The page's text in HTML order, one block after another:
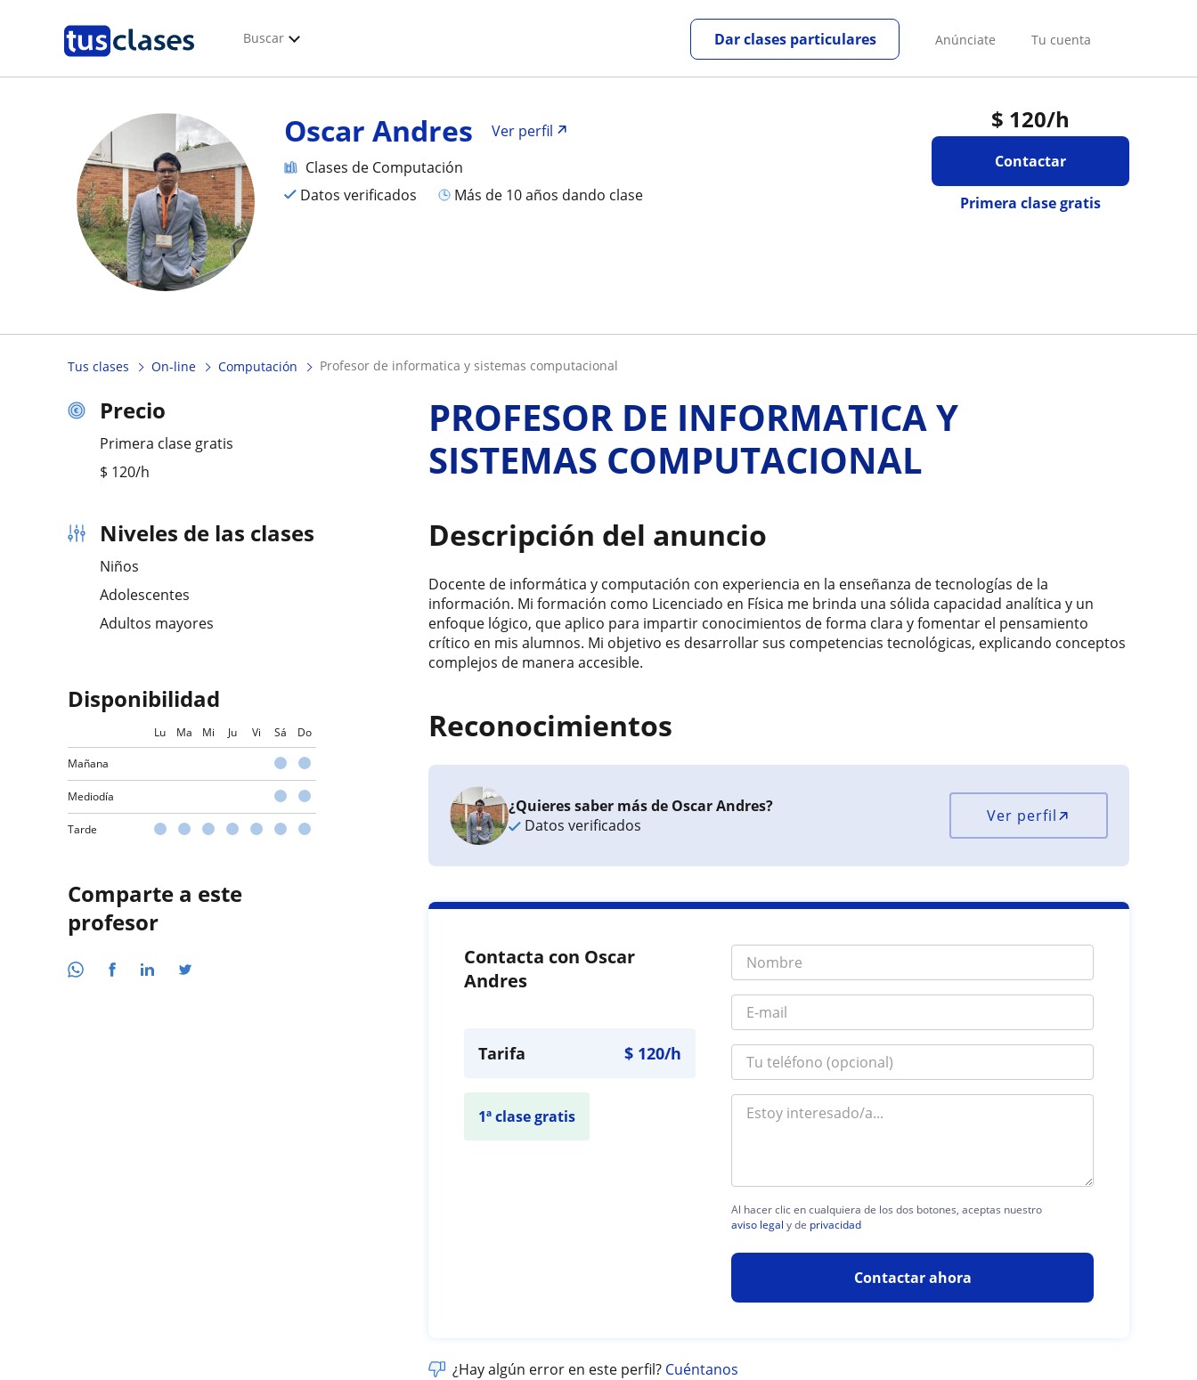
Buscar Anúnciate Tu cuenta
Dar clases particulares
$ 120/h
Contactar
Primera clase gratis
Oscar Andres
Ver perfil
Clases de Computación
Datos verificados
más de 10 años dando clase
Tus clases On-line Computación profesor de informatica y sistemas computacional
Precio
Primera clase gratis
$ 120/h
Niveles de las clases
Niños
Adolescentes
Adultos mayores
Disponibilidad
Lu Ma Mi Ju Vi Sá Do
Mañana
Mediodía
Tarde
Comparte a este
profesor
PROFESOR DE INFORMATICA Y
SISTEMAS COMPUTACIONAL
Descripción del anuncio
Docente de informática y computación con experiencia en la enseñanza de tecnologías de la
información. Mi formación como Licenciado en Física me brinda una sólida capacidad analítica y un
enfoque lógico, que aplico para impartir conocimientos de forma clara y fomentar el pensamiento
crítico en mis alumnos. Mi objetivo es desarrollar sus competencias tecnológicas, explicando conceptos
complejos de manera accesible.
Reconocimientos
¿Quieres saber más de Oscar Andres?
Datos verificados
Ver perfil
Contacta con Oscar
Andres
Tarifa $ 120/h
1ª clase gratis
Al hacer clic en cualquiera de los dos botones, aceptas nuestro
aviso legal y de privacidad
Contactar ahora
¿Hay algún error en este perfil? Cuéntanos